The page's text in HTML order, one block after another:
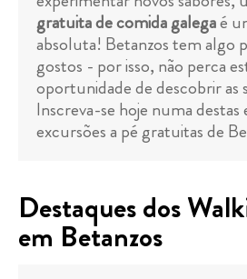
gratuita de comida galegaé
absoluta! Betanzos tem algo
gostos - por isso, não perca
oportunidade de descobrir as
Inscreva-se hoje numa destas
excursões a pé gratuitas de
Destaques dos
em Betanzos